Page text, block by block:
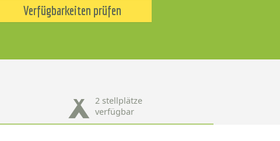
Verfügbarkeiten prüfen
2 stellplätze
verfügbar